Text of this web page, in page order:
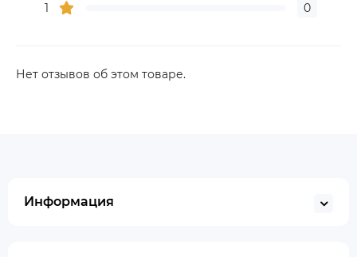
1
0
Нет отзывов об этом товаре.
Информация